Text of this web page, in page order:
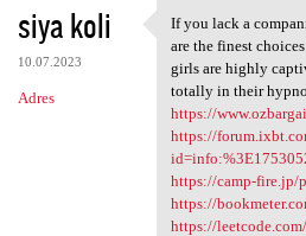
siya koli
10.07.2023
Adres
If you lack a
If you lack a
are the finest
girls are highly
totally in their
https://
https://
https://camp-fire.jp/
https://
https://